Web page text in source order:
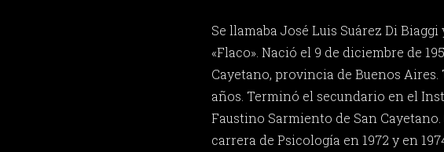
Se llamaba José Luis Suárez Di Biaggi
«Flaco». Nació el 9 de diciembre de
Cayetano, provincia de Buenos Aires.
años. Terminó el secundario en el
Faustino Sarmiento de San Cayetano.
carrera de Psicología en 1972 y en